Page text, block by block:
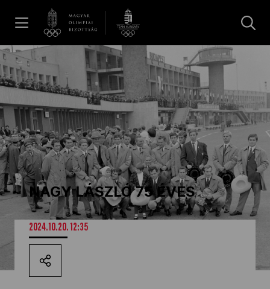
Hírek
Galéria
Dakar 2026
Los Angeles 2028
MOB
NAGY LÁSZLÓ 75 ÉVES
2024.10.20. 12:35